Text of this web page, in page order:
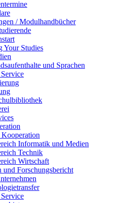
/ Modulhandbücher
Your Studies
und Sprachen
Informatik und Medien
Technik
Wirtschaft
und Forschungsbericht